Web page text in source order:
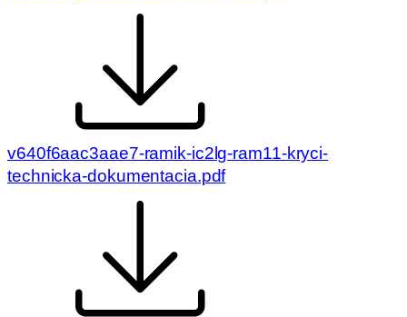
v640f6aac3aae7-ramik-ic2lg-ram11-kryci-
technicka-dokumentacia.pdf